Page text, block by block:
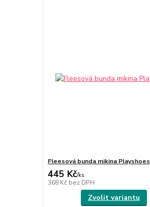
Fleesová bunda mikina Playshoes
445 Kč/ks
368 Kč bez DPH
Zvolit variantu